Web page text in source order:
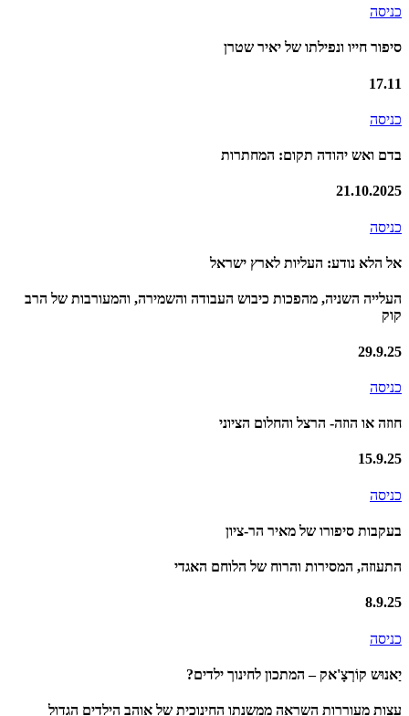
כניסה
סיפור חייו ונפילתו של יאיר שטרן
17.11
כניסה
בדם ואש יהודה תקום: המחתרות
21.10.2025
כניסה
אל הלא נודע: העליות לארץ ישראל
העלייה השניה, מהפכות כיבוש העבודה והשמירה, והמעורבות של הרב
קוק
29.9.25
כניסה
חוזה או הוזה- הרצל והחלום הציוני
15.9.25
כניסה
בעקבות סיפורו של מאיר הר-ציון
התעוזה, המסירות והרוח של הלוחם האגדי
8.9.25
כניסה
יַאנוּש קוֹרְצָ'אק – המתכון לחינוך ילדים?
עצות מעוררות השראה ממשנתו החינוכית של אוהב הילדים הגדול